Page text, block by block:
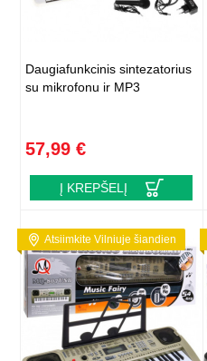
Daugiafunkcinis sintezatorius
su mikrofonu ir MP3
57,99 €
Į KREPŠELĮ
Atsiimkite Vilniuje šiandien